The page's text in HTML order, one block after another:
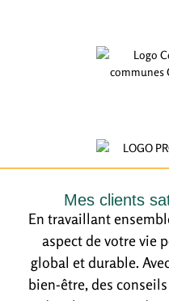
Mes clients
En travaillant
aspect de votre vie
global et durable.
bien-être, des